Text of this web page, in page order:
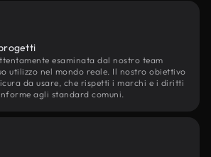
esaminata dal nostro team
utilizzo nel mondo reale. Il nostro obiettivo
da usare, che rispetti i marchi e i diritti
agli standard comuni.